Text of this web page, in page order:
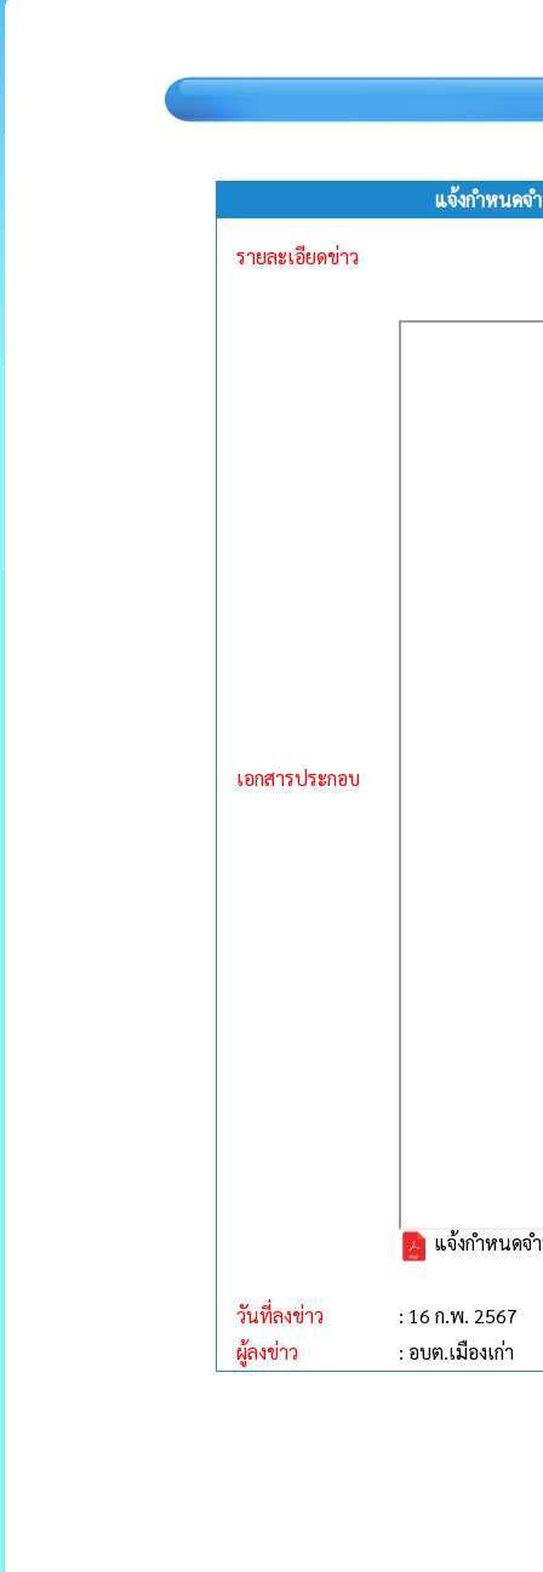
แจ้งกำหนด
รายละเอียดข่าว
เอกสารประกอบ
แจ้งกำหนด
วันที่ลงข่าว
: 16 ก.พ. 2567
ผู้ลงข่าว
: อบต.เมืองเก่า